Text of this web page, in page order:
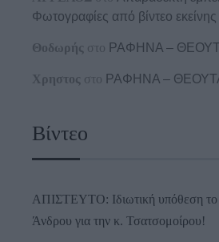
Φωτογραφίες από βίντεο
Θοδωρής στο ΡΑΦΗΝΑ –
Χρηστος στο ΡΑΦΗΝΑ –
Βίντεο
ΑΠΙΣΤΕΥΤΟ: Ιδιωτική υπόθεση
Άνδρου για την κ. Τσατσομοίρου!